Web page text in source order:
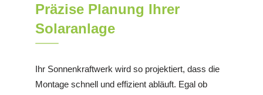
Präzise Planung Ihrer
Solaranlage
Ihr Sonnenkraftwerk wird so projektiert, dass die
Montage schnell und effizient abläuft. Egal ob